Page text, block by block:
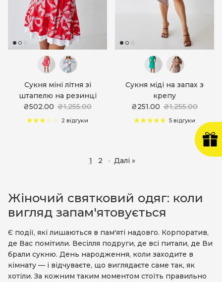
Сукня міні літня зі
штапелю на резинці
₴502.00 ₴1,255.00
2 відгуки
Сукня міді на запах з
крепу
₴251.00 ₴1,255.00
5 відгуки
1 2 · Далі »
Жіночий святковий одяг: коли
вигляд запам'ятовується
Є події, які лишаються в пам'яті надовго. Корпоратив,
де Вас помітили. Весілля подруги, де всі питали, де Ви
брали сукню. День народження, коли заходите в
кімнату — і відчуваєте, що виглядаєте саме так, як
хотіли. За кожним таким моментом стоїть правильно